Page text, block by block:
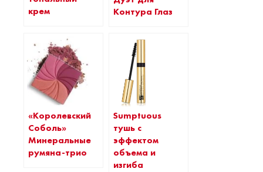
крем
Контура Глаз
«Королевский
Соболь»
Минеральные
румяна-трио
Sumptuous
тушь с
эффектом
объема и
изгиба